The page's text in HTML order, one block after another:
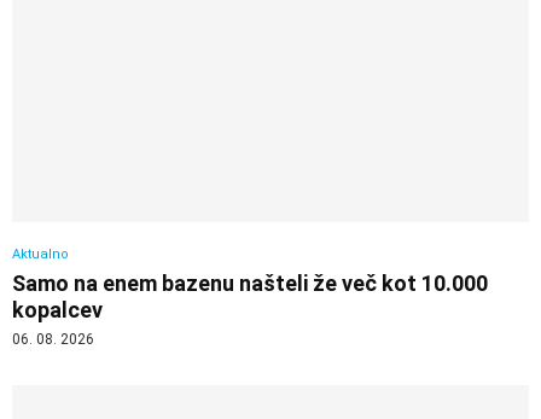
Aktualno
Samo na enem bazenu našteli že več kot 10.000
kopalcev
06. 08. 2026